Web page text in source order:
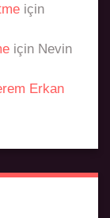
için
için Nevin
Erkan